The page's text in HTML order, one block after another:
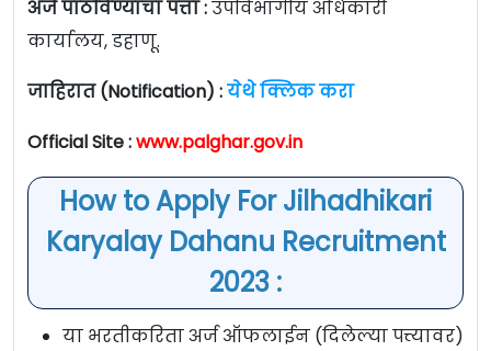
अर्ज पाठविण्याचा पत्ता :उपविभागीय अधिकारी
कार्यालय, डहाणू.
जाहिरात (Notification) :येथे क्लिक करा
Official Site :www.palghar.gov.in
How to Apply For Jilhadhikari
Karyalay Dahanu Recruitment
2023 :
या भरतीकरिता अर्ज ऑफलाईन (दिलेल्या पत्त्यावर)